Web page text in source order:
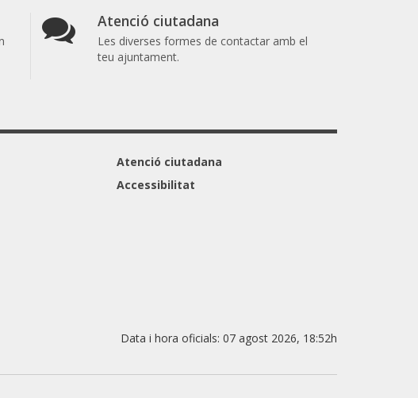
Atenció ciutadana
Les diverses formes de contactar amb el
teu ajuntament.
Atenció ciutadana
Accessibilitat
Data i hora oficials: 07 agost 2026, 18:52h